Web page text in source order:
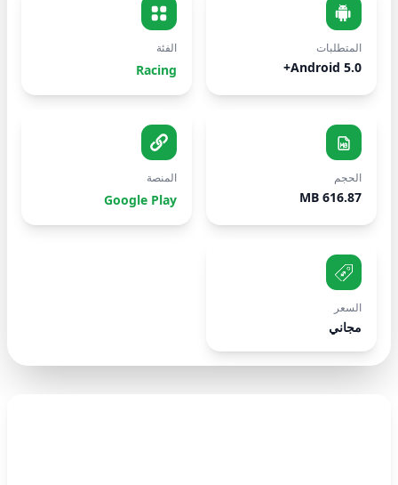
المتطلبات
Android 5.0+
الفئة
Racing
الحجم
616.87 MB
المنصة
Google Play
السعر
مجاني